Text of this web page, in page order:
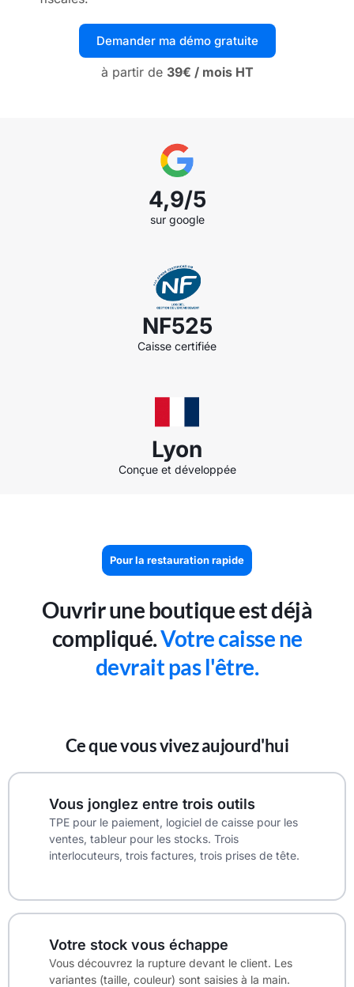
Demander ma démo gratuite
à partir de 39€ / mois HT
4,9/5
sur google
NF525
Caisse certifiée
Lyon
Conçue et développée
Pour la restauration rapide
Ouvrir une boutique est déjà
compliqué.Votre caisse ne
devrait pas l'être.
Ce que vous vivez aujourd'hui
Vous jonglez entre trois outils
TPE pour le paiement, logiciel de caisse pour les
ventes, tableur pour les stocks. Trois
interlocuteurs, trois factures, trois prises de tête.
Votre stock vous échappe
Vous découvrez la rupture devant le client. Les
variantes (taille, couleur) sont saisies à la main.